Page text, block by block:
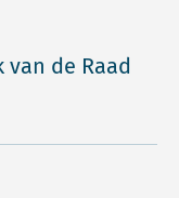
de Raad